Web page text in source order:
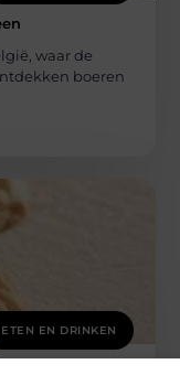
waar de
boeren
ETEN EN DRINKEN